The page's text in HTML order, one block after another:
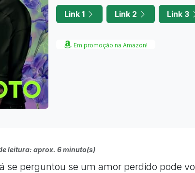
Link 1 Link 2 Link 3
Em promoção na Amazon!
leitura: aprox. 6 minuto(s)
se perguntou se um amor perdido pode